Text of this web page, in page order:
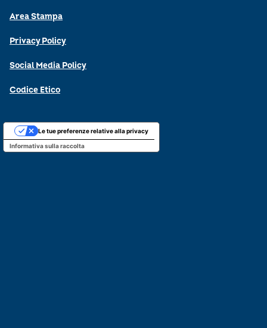
Area Stampa
Privacy Policy
Social Media Policy
Codice Etico
Informativa sulla raccolta
Le tue preferenze relative alla privacy